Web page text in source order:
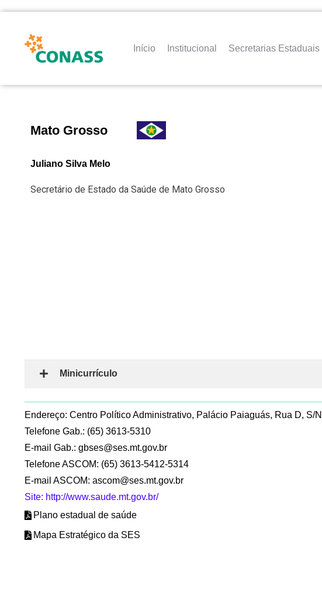
Início Institucional Secretarias Estaduais
Mato Grosso
Juliano Silva Melo
Secretário de Estado da Saúde de Mato Grosso
Minicurrículo
Endereço: Centro Político Administrativo, Palácio Paiaguás, Rua D, S/
Telefone Gab.: (65) 3613-5310
E-mail Gab.: gbses@ses.mt.gov.br
Telefone ASCOM: (65) 3613-5412-5314
E-mail ASCOM: ascom@ses.mt.gov.br
Site: http://www.saude.mt.gov.br/
Plano estadual de saúde
Mapa Estratégico da SES